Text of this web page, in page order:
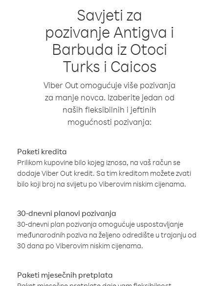
Savjeti za
pozivanje Antigva i
Barbuda iz Otoci
Turks i Caicos
Viber Out omogućuje više pozivanja
za manje novca. Izaberite jedan od
naših fleksibilnih i jeftinih
mogućnosti pozivanja:
Paketi kredita
Prilikom kupovine bilo kojeg iznosa, na vaš račun se
dodaje Viber Out kredit. Sa tim kreditom možete zvati
bilo koji broj na svijetu po Viberovim niskim cijenama.
30-dnevni planovi pozivanja
30-dnevni plan pozivanja omogućuje uspostavljanje
međunarodnih poziva na željeno odredište u trajanju od
30 dana po Viberovim niskim cijenama.
Paketi mjesečnih pretplata